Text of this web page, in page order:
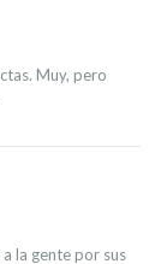
Muy, pero
la gente por sus